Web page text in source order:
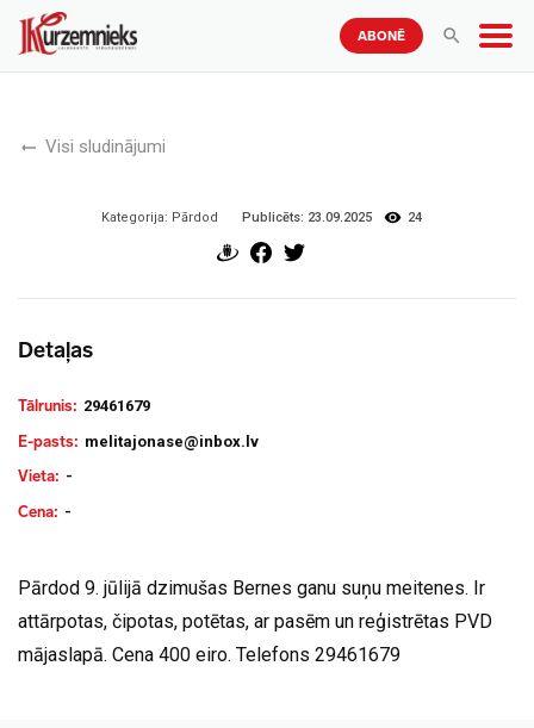
ABONĒ
Visi sludinājumi
Kategorija: Pārdod Publicēts: 23.09.2025 24
Detaļas
Tālrunis: 29461679
E-pasts: melitajonase@inbox.lv
Vieta: -
Cena: -
Pārdod 9. jūlijā dzimušas Bernes ganu suņu meitenes. Ir
attārpotas, čipotas, potētas, ar pasēm un reģistrētas PVD
mājaslapā. Cena 400 eiro. Telefons 29461679